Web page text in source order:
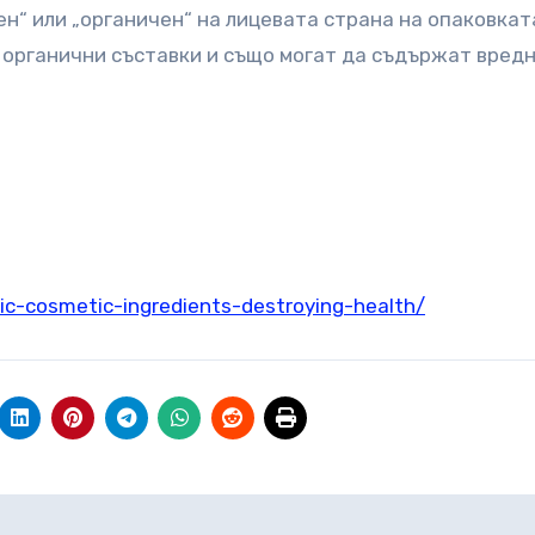
или „органичен“ на лицевата страна на
съставки и също могат да съдържат
cosmetic-ingredients-destroying-health/